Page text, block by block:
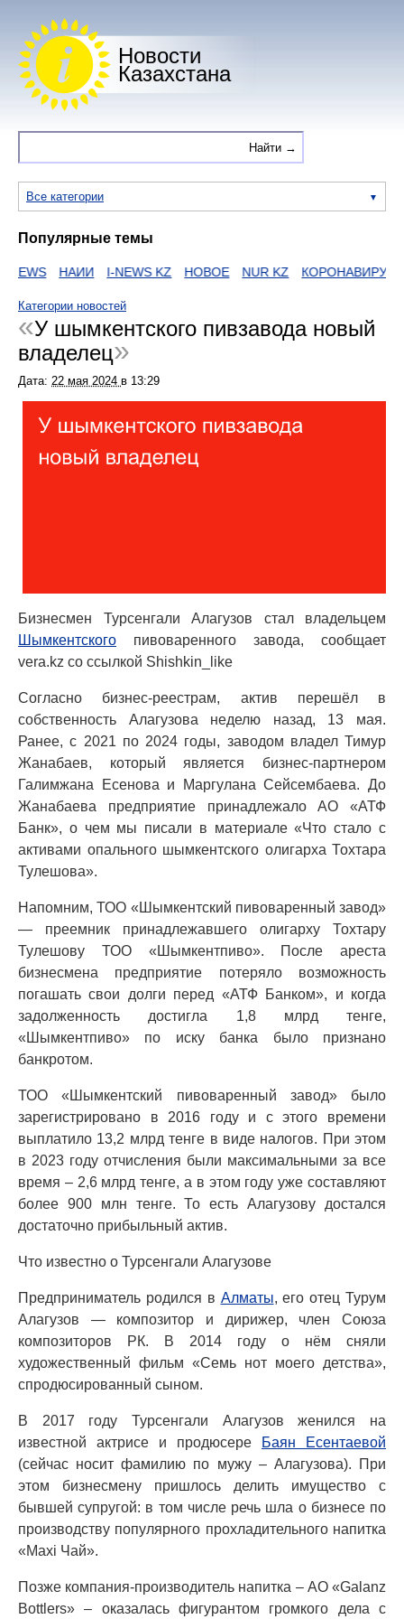
Новости
Казахстана
Все категории
Популярные темы
НАИИ I-NEWS KZ НОВОЕ NUR KZ КОРОНАВИРУС
Категории новостей
У шымкентского пивзавода новый
владелец
Дата: 22 мая 2024 в 13:29
Бизнесмен Турсенгали Алагузов стал владельцем
Шымкентского пивоваренного завода, сообщает
vera.kz со ссылкой Shishkin_like
Согласно бизнес-реестрам, актив перешёл в
собственность Алагузова неделю назад, 13 мая.
Ранее, с 2021 по 2024 годы, заводом владел Тимур
Жанабаев, который является бизнес-партнером
Галимжана Есенова и Маргулана Сейсембаева. До
Жанабаева предприятие принадлежало АО «АТФ
Банк», о чем мы писали в материале «Что стало с
активами опального шымкентского олигарха Тохтара
Тулешова».
Напомним, ТОО «Шымкентский пивоваренный завод»
— преемник принадлежавшего олигарху Тохтару
Тулешову ТОО «Шымкентпиво». После ареста
бизнесмена предприятие потеряло возможность
погашать свои долги перед «АТФ Банком», и когда
задолженность достигла 1,8 млрд тенге,
«Шымкентпиво» по иску банка было признано
банкротом.
ТОО «Шымкентский пивоваренный завод» было
зарегистрировано в 2016 году и с этого времени
выплатило 13,2 млрд тенге в виде налогов. При этом
в 2023 году отчисления были максимальными за все
время – 2,6 млрд тенге, а в этом году уже составляют
более 900 млн тенге. То есть Алагузову достался
достаточно прибыльный актив.
Что известно о Турсенгали Алагузове
Предприниматель родился в Алматы, его отец Турум
Алагузов — композитор и дирижер, член Союза
композиторов РК. В 2014 году о нём сняли
художественный фильм «Семь нот моего детства»,
спродюсированный сыном.
В 2017 году Турсенгали Алагузов женился на
известной актрисе и продюсере
Баян Есентаевой
(сейчас носит фамилию по мужу – Алагузова). При
этом бизнесмену пришлось делить имущество с
бывшей супругой: в том числе речь шла о бизнесе по
производству популярного прохладительного напитка
«Maxi Чай».
Позже компания-производитель напитка – АО «Galanz
Bottlers» – оказалась фигурантом громкого дела с